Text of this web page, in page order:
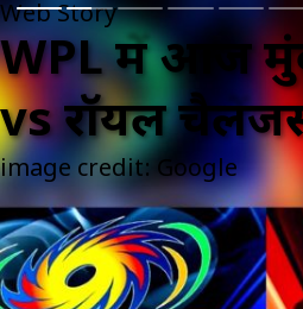
Web Story
WPL में आज
vs रॉयल
image credit: Google